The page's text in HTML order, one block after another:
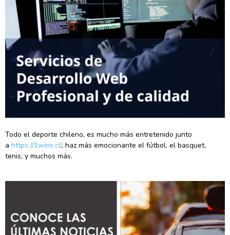
Todo el deporte chileno, es mucho más entretenido junto
a https://1wins.cl/, haz más emocionante el fútbol, el basquet,
tenis, y muchos más.